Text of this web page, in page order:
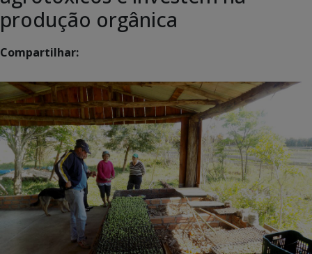
produção orgânica
Compartilhar: